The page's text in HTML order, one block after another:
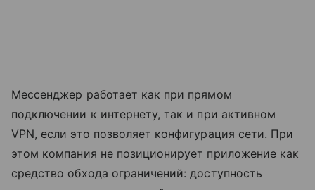
Мессенджер работает как при прямом
подключении к интернету, так и при активном
VPN, если это позволяет конфигурация сети. При
этом компания не позиционирует приложение как
средство обхода ограничений: доступность